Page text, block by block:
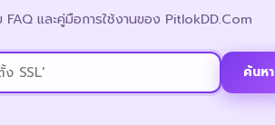
และคู่มือการใช้งานของ PitlokDD.Com
ค้นหา